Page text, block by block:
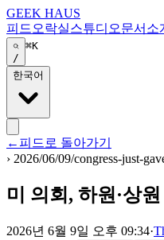
GEEK HAUS
피드 오락실스튜디오문서 소
/
⌘K
한국어
← 피드로 돌아가기
› 2026/06/09/congress-just-
미 의회, 하원·상
2026년 6월 9일 오후 09:34·